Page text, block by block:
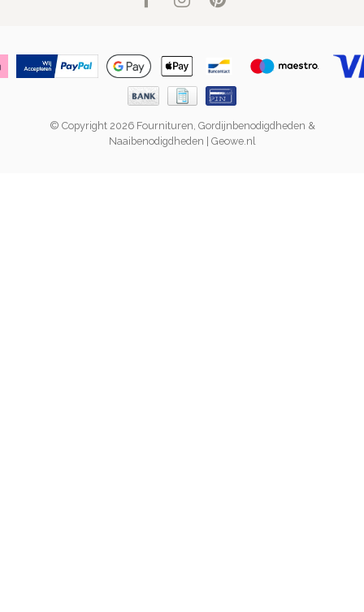
© Copyright 2026 Fournituren, Gordijnbenodigdheden &
Naaibenodigdheden | Geowe.nl